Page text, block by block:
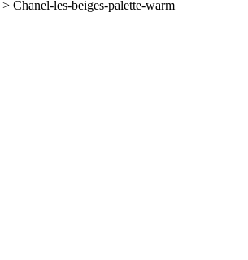
> Chanel-les-beiges-palette-warm